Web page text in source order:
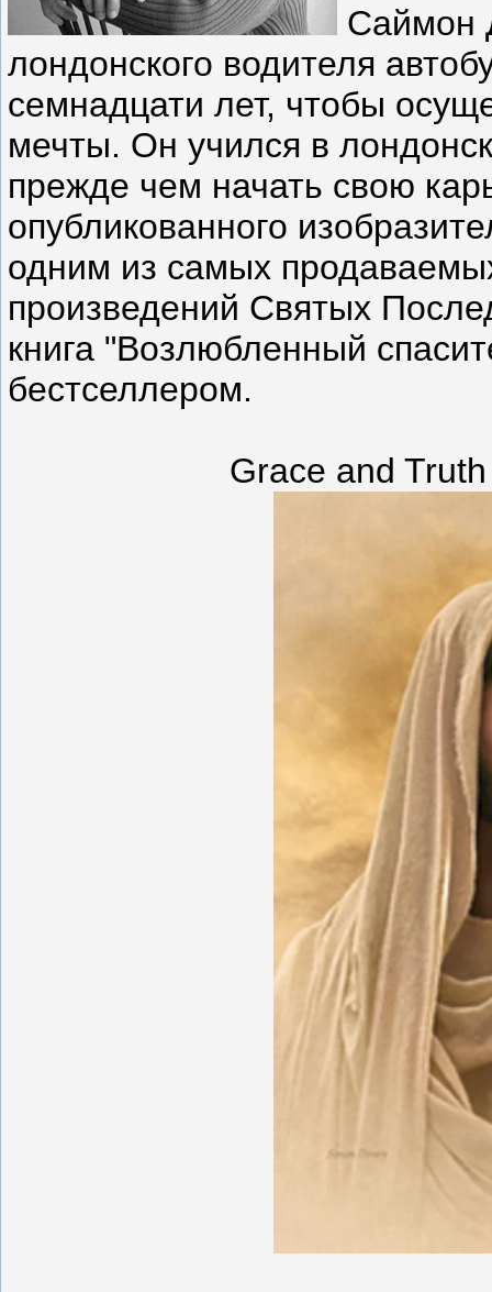
Саймон
лондонского водителя
семнадцати лет, чтобы
мечты. Он учился в
прежде чем начать свою
опубликованного
одним из самых
произведений Святых
книга "Возлюбленный
бестселлером.
Grace and